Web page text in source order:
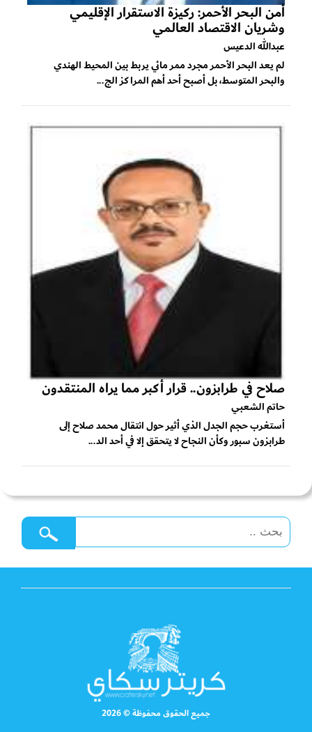
أمن البحر الأحمر: ركيزة الاستقرار الإقليمي
وشريان الاقتصاد العالمي
عبدالله الدعيس
لم يعد البحر الأحمر مجرد ممر مائي يربط بين المحيط الهندي
والبحر المتوسط، بل أصبح أحد أهم المراكز الج...
صلاح في طرابزون.. قرار أكبر مما يراه المنتقدون
حاتم الشعبي
أستغرب حجم الجدل الذي أثير حول انتقال محمد صلاح إلى
طرابزون سبور وكأن النجاح لا يتحقق إلا في أحد الد...
جميع الحقوق محفوظة © 2026